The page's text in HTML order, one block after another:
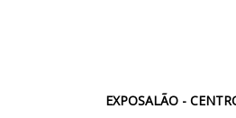
EXPOSALÃO -